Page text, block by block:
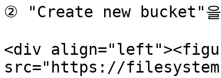
② "Create new bucket"을
<div
src="https://